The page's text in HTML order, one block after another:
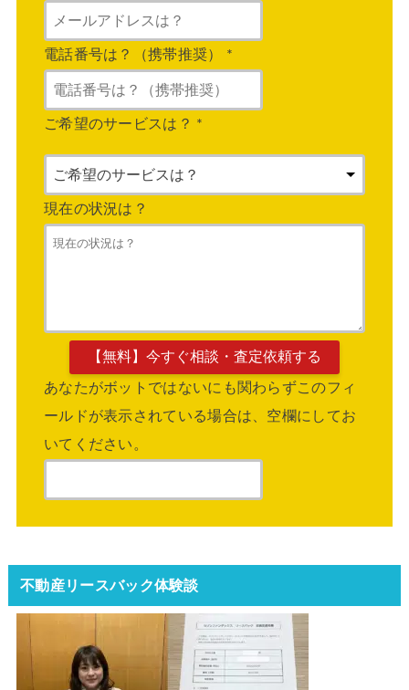
電話番号は？（携帯推奨） *
ご希望のサービスは？ *
現在の状況は？
あなたがボットではないにも関わらずこのフィ
ールドが表示されている場合は、空欄にしてお
いてください。
不動産リースバック体験談